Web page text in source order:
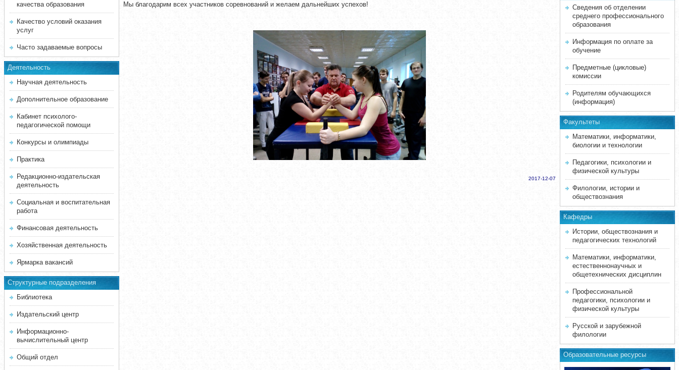
качества образования
Качество условий оказания
услуг
Часто задаваемые вопросы
Деятельность
Научная деятельность
Дополнительное образование
Кабинет психолого-
педагогической помощи
Конкурсы и олимпиады
Практика
Редакционно-издательская
деятельность
Социальная и воспитательная
работа
Финансовая деятельность
Хозяйственная деятельность
Ярмарка вакансий
Структурные подразделения
Библиотека
Издательский центр
Информационно-
вычислительный центр
Общий отдел
Мы благодарим всех участников соревнований и желаем дальнейших успехов!
2017-12-07
Сведения об отделении
среднего профессионального
образования
Информация по оплате за
обучение
Предметные (цикловые)
комиссии
Родителям обучающихся
(информация)
Факультеты
Математики, информатики,
биологии и технологии
Педагогики, психологии и
физической культуры
Филологии, истории и
обществознания
Кафедры
Истории, обществознания и
педагогических технологий
Математики, информатики,
естественнонаучных и
общетехнических дисциплин
Профессиональной
педагогики, психологии и
физической культуры
Русской и зарубежной
филологии
Образовательные ресурсы